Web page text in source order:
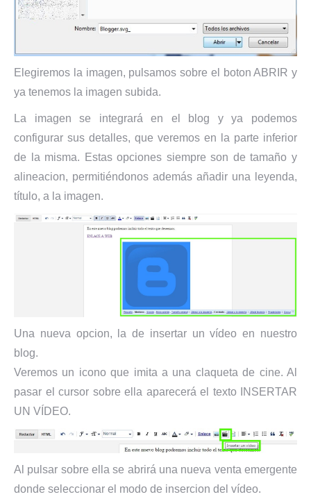
Elegiremos la imagen, pulsamos sobre el boton ABRIR y
ya tenemos la imagen subida.
La imagen se integrará en el blog y ya podemos
configurar sus detalles, que veremos en la parte inferior
de la misma. Estas opciones siempre son de tamaño y
alineacion, permitiéndonos además añadir una leyenda,
título, a la imagen.
Una nueva opcion, la de insertar un vídeo en nuestro
blog.
Veremos un icono que imita a una claqueta de cine. Al
pasar el cursor sobre ella aparecerá el texto INSERTAR
UN VÍDEO.
Al pulsar sobre ella se abrirá una nueva venta emergente
donde seleccionar el modo de insercion del vídeo.